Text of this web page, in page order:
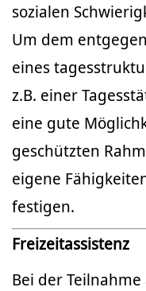
sozialen
Um dem
eines
z.B. einer
eine gute
geschützten
eigene
festigen.
Freizeitassistenz
Bei der